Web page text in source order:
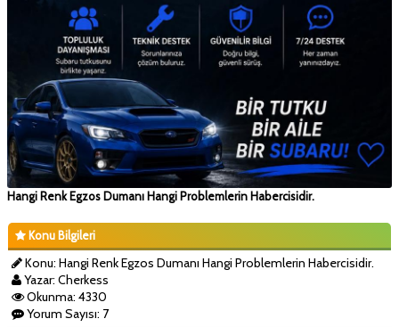
Hangi Renk Egzos Dumanı Hangi Problemlerin Habercisidir.
Konu Bilgileri
Konu: Hangi Renk Egzos Dumanı Hangi Problemlerin Habercisidir.
Yazar: Cherkess
Okunma: 4330
Yorum Sayısı: 7